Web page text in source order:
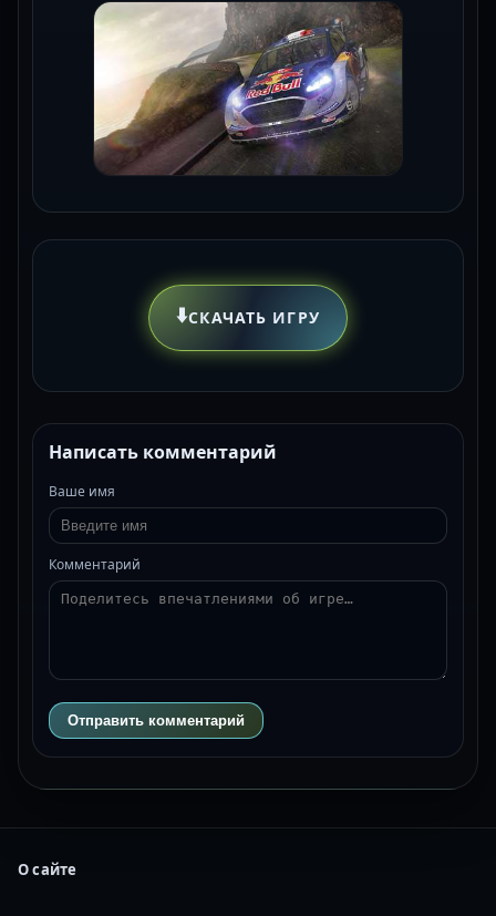
⬇️СКАЧАТЬ ИГРУ
Написать комментарий
Ваше имя
Комментарий
Отправить комментарий
О сайте